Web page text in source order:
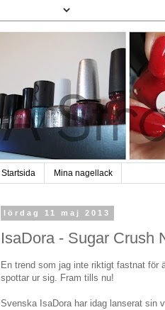
Startsida Mina nagellack
lördag 11 maj 2013
IsaDora - Sugar Crush
En trend som jag inte riktigt fastnat för
spottar ur sig. Fram tills nu!
Svenska IsaDora har idag lanserat sin